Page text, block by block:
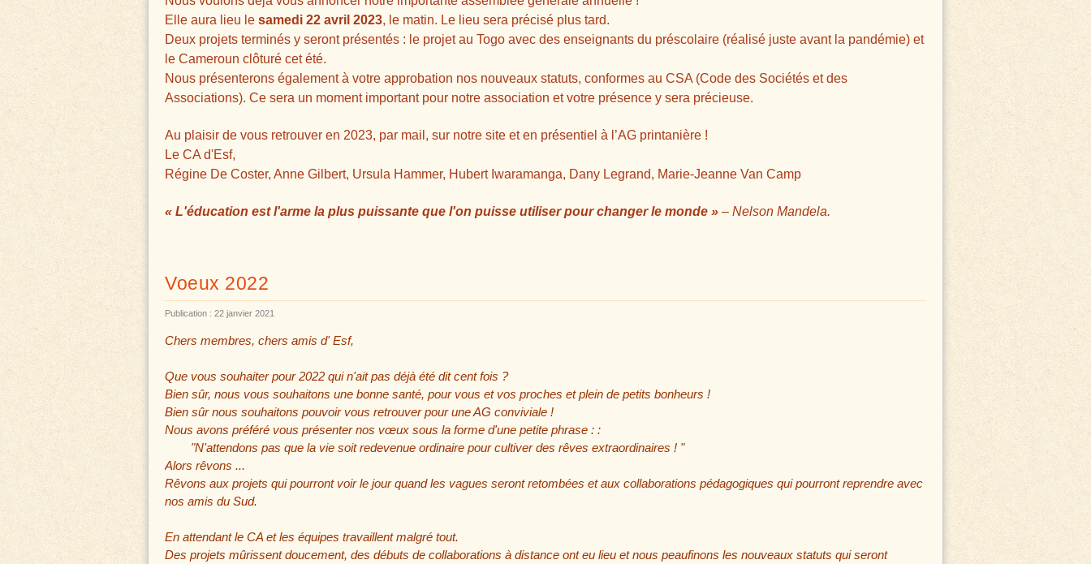
Elle aura lieu le samedi 22 avril 2023, le matin. Le lieu sera précisé plus tard.
Deux projets terminés y seront présentés : le projet au Togo avec des enseignants du préscolaire (réalisé juste avant la pandémie) et
le Cameroun clôturé cet été.
Nous présenterons également à votre approbation nos nouveaux statuts, conformes au CSA (Code des Sociétés et des
Associations). Ce sera un moment important pour notre association et votre présence y sera précieuse.
Au plaisir de vous retrouver en 2023, par mail, sur notre site et en présentiel à l’AG printanière !
Le CA d'Esf,
Régine De Coster, Anne Gilbert, Ursula Hammer, Hubert Iwaramanga, Dany Legrand, Marie-Jeanne Van Camp
« L'éducation est l'arme la plus puissante que l'on puisse utiliser pour changer le monde » – Nelson Mandela.
Voeux 2022
Publication : 22 janvier 2021
Chers membres, chers amis d' Esf,
Que vous souhaiter pour 2022 qui n'ait pas déjà été dit cent fois ?
Bien sûr, nous vous souhaitons une bonne santé, pour vous et vos proches et plein de petits bonheurs !
Bien sûr nous souhaitons pouvoir vous retrouver pour une AG conviviale !
Nous avons préféré vous présenter nos vœux sous la forme d'une petite phrase : :
"N'attendons pas que la vie soit redevenue ordinaire pour cultiver des rêves extraordinaires ! "
Alors rêvons ...
Rêvons aux projets qui pourront voir le jour quand les vagues seront retombées et aux collaborations pédagogiques qui pourront reprendre avec
nos amis du Sud.
En attendant le CA et les équipes travaillent malgré tout.
Des projets mûrissent doucement, des débuts de collaborations à distance ont eu lieu et nous peaufinons les nouveaux statuts qui seront